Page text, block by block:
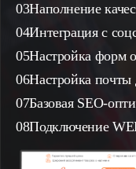
Наполнение
Интеграция с
Настройка форм
Настройка почты
Базовая SEO-
Подключение